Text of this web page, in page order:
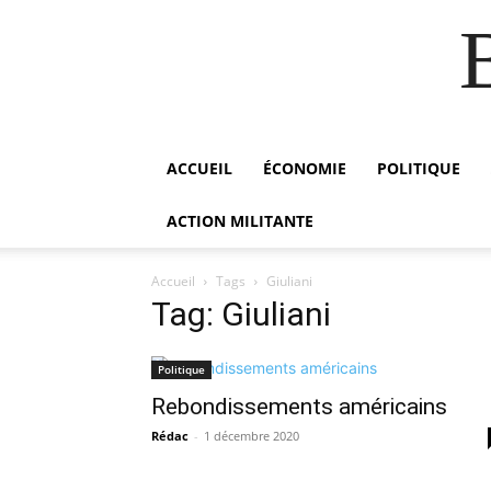
ACCUEIL ÉCONOMIE POLITIQUE
ACTION MILITANTE
Accueil Tags Giuliani
Tag: Giuliani
Politique
Rebondissements américains
Rédac - 1 décembre 2020